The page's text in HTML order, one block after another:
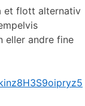
et flott alternativ
eller andre fine